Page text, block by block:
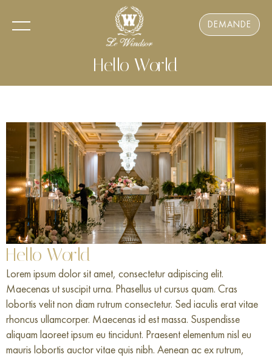
DEMANDE
Hello World
Hello World
Lorem ipsum dolor sit amet, consectetur adipiscing elit.
Maecenas ut suscipit urna. Phasellus ut cursus quam. Cras
lobortis velit non diam rutrum consectetur. Sed iaculis erat vitae
rhoncus ullamcorper. Maecenas id est massa. Suspendisse
aliquam laoreet ipsum eu tincidunt. Praesent elementum nisl eu
mauris lobortis auctor vitae quis nibh. Aenean ac ex rutrum,